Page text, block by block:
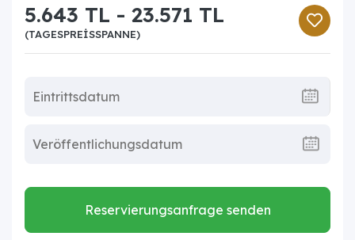
5.643 TL - 23.571 TL
(TAGESPREISSPANNE)
Reservierungsanfrage senden